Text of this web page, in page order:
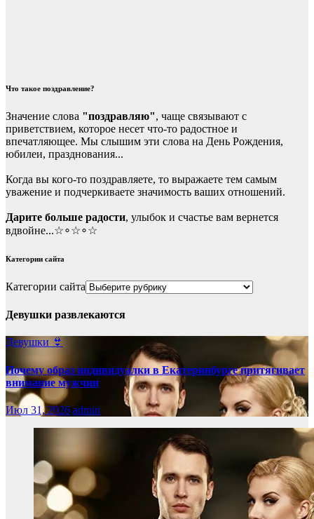
Что такое поздравление?
Значение слова "поздравляю", чаще связывают с
приветствием, которое несет что-то радостное и
впечатляющее. Мы слышим эти слова на День Рождения,
юбилеи, празднования...
Когда вы кого-то поздравляете, то выражаете тем самым
уважение и подчеркиваете значимость ваших отношений.
Дарите больше радости, улыбок и счастье вам вернется
вдвойне...☆∘☆∘☆
Категории сайта
Категории сайта
Девушки развлекаются
Девушки 👙
Почему образ индивидуалки в Екатеринбурге притягивает
внимание мужчин
Июл 31, 2026 admin